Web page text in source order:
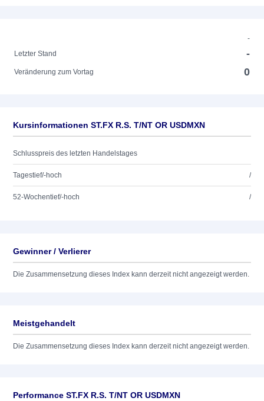
-
Letzter Stand
-
Veränderung zum Vortag 0
Kursinformationen ST.FX R.S. T/NT OR USDMXN
Schlusspreis des letzten Handelstages
Tagestief/-hoch /
52-Wochentief/-hoch /
Gewinner / Verlierer
Die Zusammensetzung dieses Index kann derzeit nicht angezeigt werden.
Meistgehandelt
Die Zusammensetzung dieses Index kann derzeit nicht angezeigt werden.
Performance ST.FX R.S. T/NT OR USDMXN